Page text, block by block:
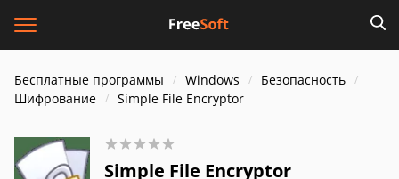
Бесплатные программы Windows
Безопасность
Шифрование
Simple File Encryptor
Simple File Encryptor